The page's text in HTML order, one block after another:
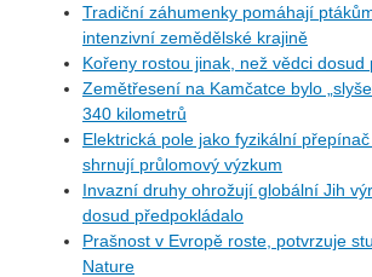
Tradiční záhumenky pomáhají
intenzivní zemědělské krajině
Kořeny rostou jinak, než vědci dosud
Zemětřesení na Kamčatce bylo
340 kilometrů
Elektrická pole jako fyzikální
shrnují průlomový výzkum
Invazní druhy ohrožují globální Jih
dosud předpokládalo
Prašnost v Evropě roste, potvrzuje
Nature